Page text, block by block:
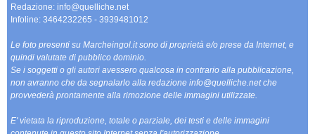
Redazione: info@quelliche.net
Infoline: 3464232265 - 3939481012
Le foto presenti su Marcheingol.it sono di proprietà e/o prese da Internet, e
quindi valutate di pubblico dominio.
Se i soggetti o gli autori avessero qualcosa in contrario alla pubblicazione,
non avranno che da segnalarlo alla redazione info@quelliche.net che
provvederà prontamente alla rimozione delle immagini utilizzate.
E' vietata la riproduzione, totale o parziale, dei testi e delle immagini